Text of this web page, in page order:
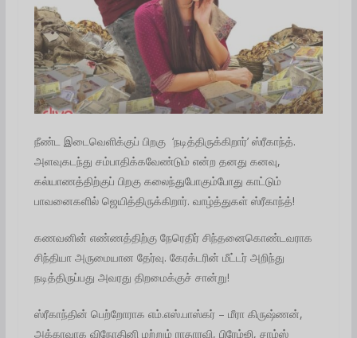
நீண்ட இடைவெளிக்குப் பிறகு ‘நடித்திருக்கிறார்’ ஸ்ரீகாந்த்.
அளவுகடந்து சம்பாதிக்கவேண்டும் என்ற தனது கனவு,
கல்யாணத்திற்குப் பிறகு கலைந்துபோகும்போது காட்டும்
பாவனைகளில் ஜெயித்திருக்கிறார். வாழ்த்துகள் ஸ்ரீகாந்த்!
கணவனின் எண்ணத்திற்கு நேரெதிர் சிந்தனைகொண்டவராக
சிந்தியா அருமையான தேர்வு. கேரக்டரின் மீட்டர் அறிந்து
நடித்திருப்பது அவரது திறமைக்குச் சான்று!
ஸ்ரீகாந்தின் பெற்றோராக எம்.எஸ்.பாஸ்கர் – மீரா கிருஷ்ணன்,
அக்காவாக விநோதினி மற்றும் ராதாரவி, பிரேம்ஜி, சாம்ஸ்